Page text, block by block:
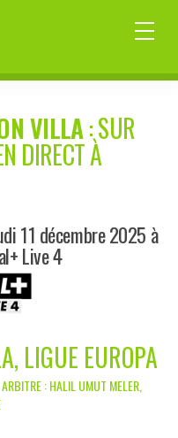
VILLA: SUR
DIRECT À
11 décembre 2025 à
Live 4
LIGUE EUROPA
: HALIL UMUT MELER,